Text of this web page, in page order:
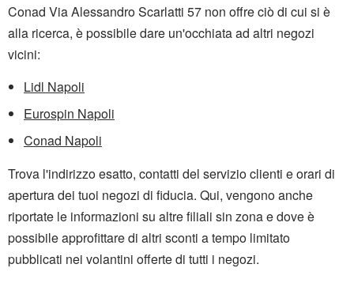
Conad Via Alessandro Scarlatti 57 non offre ciò di cui si è
alla ricerca, è possibile dare un'occhiata ad altri negozi
vicini:
Lidl Napoli
Eurospin Napoli
Conad Napoli
Trova l'indirizzo esatto, contatti del servizio clienti e orari di
apertura dei tuoi negozi di fiducia. Qui, vengono anche
riportate le informazioni su altre filiali sin zona e dove è
possibile approfittare di altri sconti a tempo limitato
pubblicati nei volantini offerte di tutti i negozi.